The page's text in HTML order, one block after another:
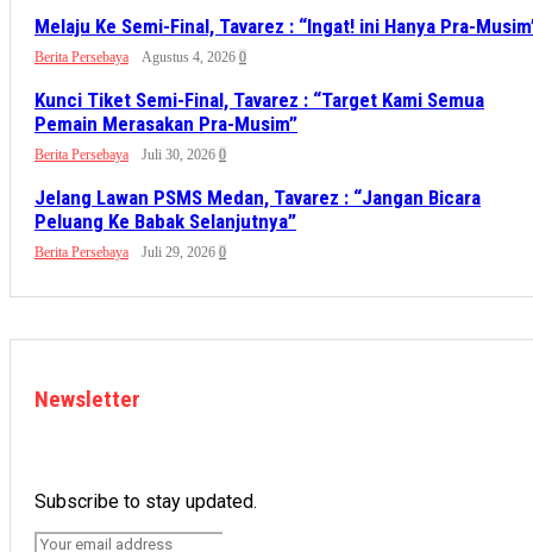
Melaju Ke Semi-Final, Tavarez : “Ingat! ini Hanya Pra-
Berita Persebaya Agustus 4, 2026 0
Kunci Tiket Semi-Final, Tavarez : “Target Kami Semua
Pemain Merasakan Pra-Musim”
Berita Persebaya Juli 30, 2026 0
Jelang Lawan PSMS Medan, Tavarez : “Jangan Bicara
Peluang Ke Babak Selanjutnya”
Berita Persebaya Juli 29, 2026 0
Newsletter
Subscribe to stay updated.